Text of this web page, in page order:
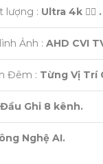
lượng : Ultra 4k 👍🏾 .
Ảnh : AHD CVI
Đêm : Từng Vị Trí
Đầu Ghi 8 kênh.
Nghệ AI.